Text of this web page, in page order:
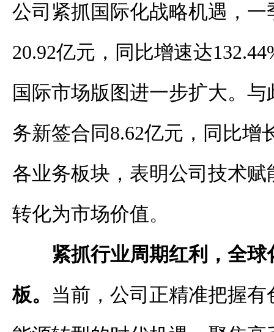
公司紧抓国际化战略机遇，
20.92亿元，同比增速达
国际市场版图进一步扩大。
务新签合同8.62亿元，同比增
各业务板块，表明公司技术
转化为市场价值。
紧抓行业周期红利，全
板。 当前，公司正精准把握